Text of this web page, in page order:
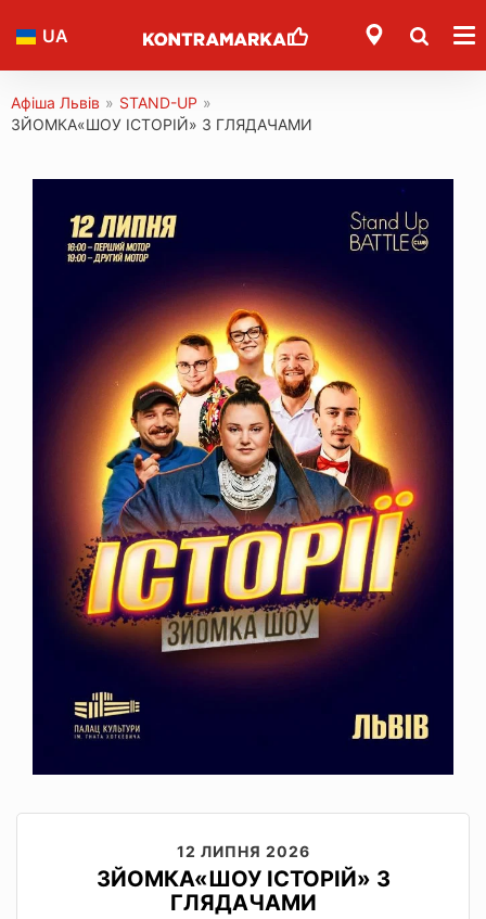
UA
Афіша Львів » STAND-UP »
ЗЙОМКА«ШОУ ІСТОРІЙ» З ГЛЯДАЧАМИ
12 ЛИПНЯ 2026
ЗЙОМКА«ШОУ ІСТОРІЙ» З
ГЛЯДАЧАМИ